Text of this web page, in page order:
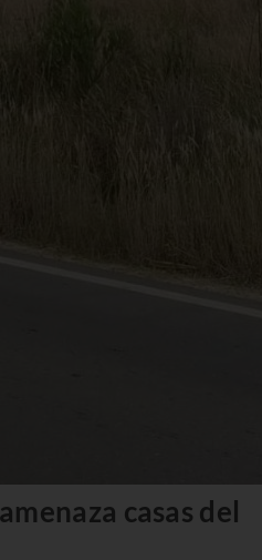
casas del